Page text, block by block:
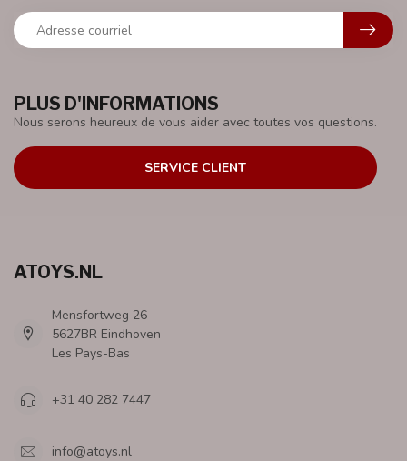
PLUS D'INFORMATIONS
Nous serons heureux de vous aider avec toutes vos questions.
SERVICE CLIENT
ATOYS.NL
Mensfortweg 26
5627BR Eindhoven
Les Pays-Bas
+31 40 282 7447
info@atoys.nl